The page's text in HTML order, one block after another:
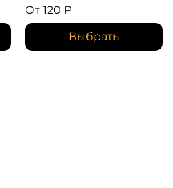
От 120 ₽
Выбрать